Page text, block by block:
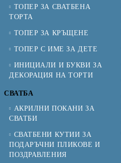
ТОПЕР ЗА СВАТБЕНА
ТОРТА
ТОПЕР ЗА КРЪЩЕНЕ
ТОПЕР С ИМЕ ЗА ДЕТЕ
ИНИЦИАЛИ И БУКВИ ЗА
ДЕКОРАЦИЯ НА ТОРТИ
СВАТБА
АКРИЛНИ ПОКАНИ ЗА
СВАТБИ
СВАТБЕНИ КУТИИ ЗА
ПОДАРЪЧНИ ПЛИКОВЕ И
ПОЗДРАВЛЕНИЯ